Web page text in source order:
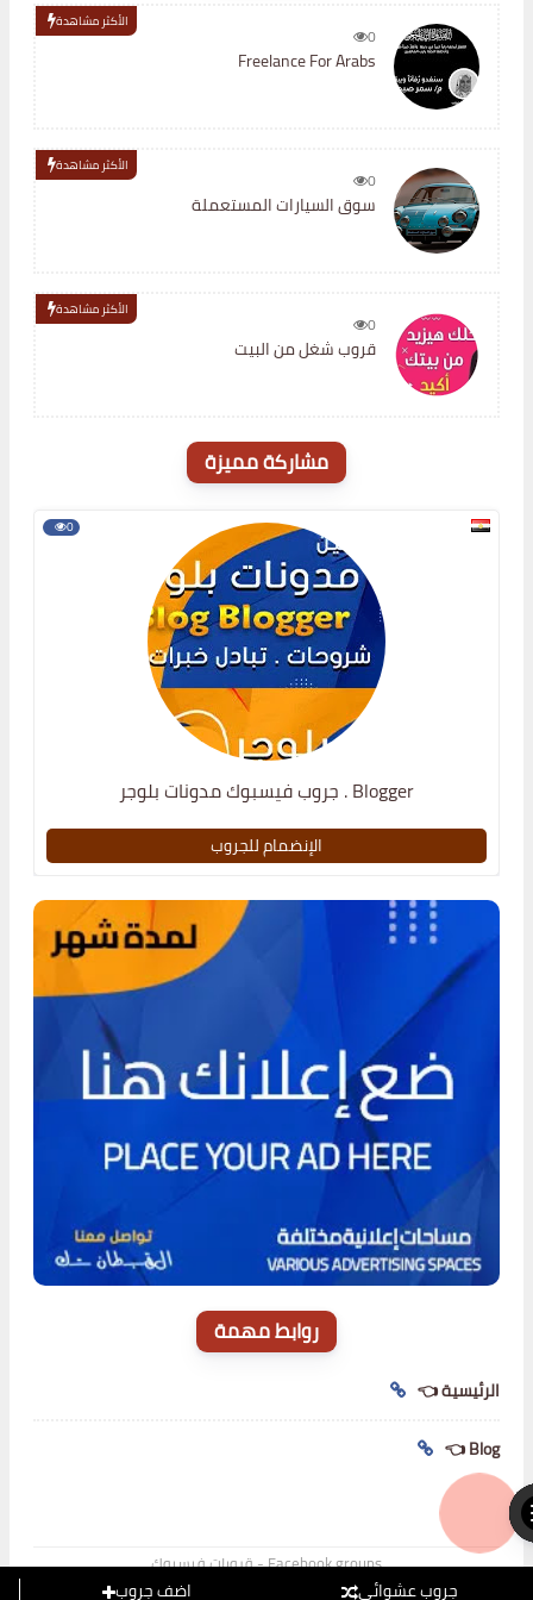
اضف جروب جروب عشوائي
0
الأكثر مشاهدة
Freelance For Arabs
0
الأكثر مشاهدة
سوق السيارات المستعملة
0
الأكثر مشاهدة
قروب شغل من البيت
مشاركة مميزة
جروب فيسبوك مدونات بلوجر . Blogger
0
الإنضمام للجروب
روابط مهمة
👈 الرئيسية
👈 Blog
قروبات فيسبوك - Facebook groups